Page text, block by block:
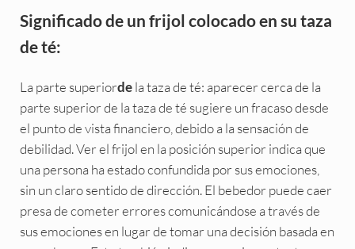
Significado de un frijol colocado en su taza
de té:
La parte superiordela taza de té: aparecer cerca de la
parte superior de la taza de té sugiere un fracaso desde
el punto de vista financiero, debido a la sensación de
debilidad. Ver el frijol en la posición superior indica que
una persona ha estado confundida por sus emociones,
sin un claro sentido de dirección. El bebedor puede caer
presa de cometer errores comunicándose a través de
sus emociones en lugar de tomar una decisión basada en